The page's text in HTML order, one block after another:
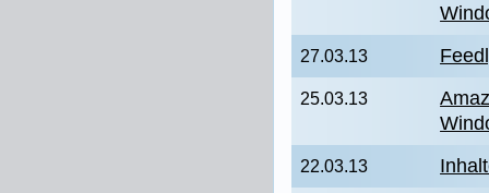
27.03.13
25.03.13
22.03.13